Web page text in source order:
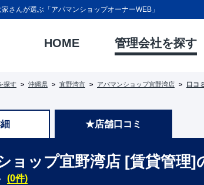
さんが選ぶ「アパマンショップオーナーWEB」
HOME 管理会社を探す
探す 沖縄県 宜野湾市 アパマンショップ宜野湾店 口コミ
★店舗口コミ
ョップ宜野湾店 [賃貸管理]
(0件)